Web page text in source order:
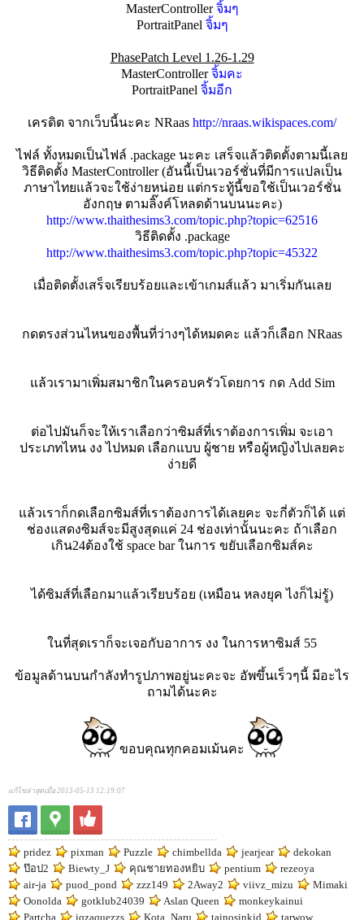
MasterControllerจิ้มๆ
PortraitPanel จิ้มๆ
PhasePatch Level 1.26-1.29
MasterControllerจิ้มคะ
PortraitPanel จิ้มอีก
เครดิต จากเว็บนี้นะคะ NRaas http://nraas.wikispaces.com/
ไฟล์ ทั้งหมดเป็นไฟล์ .package นะคะ เสร็จแล้วติดตั้งตามนี้เลย
วิธีติดตั้ง MasterController (อันนี้เป็นเวอร์ชั่นที่มีการแปลเป็น
ภาษาไทยแล้วจะใช้ง่ายหน่อย แต่กระทู้นี้ขอใช้เป็นเวอร์ชั่น
อังกฤษ ตามลิ๊งค์โหลดด้านบนนะคะ)
http://www.thaithesims3.com/topic.php?topic=62516
วิธีติดตั้ง .package
http://www.thaithesims3.com/topic.php?topic=45322
เมื่อติดตั้งเสร็จเรียบร้อยและเข้าเกมส์แล้ว มาเริ่มกันเลย
กดตรงส่วนไหนของพื้นที่ว่างๆได้หมดคะ แล้วก็เลือก NRaas
แล้วเรามาเพิ่มสมาชิกในครอบครัวโดยการ กด Add Sim
ต่อไปมันก็จะให้เราเลือกว่าซิมส์ที่เราต้องการเพิ่ม จะเอา
ประเภทไหน งง ไปหมด เลือกแบบ ผู้ชาย หรือผู้หญิงไปเลยคะ
ง่ายดี
แล้วเราก็กดเลือกซิมส์ที่เราต้องการได้เลยคะ จะกี่ตัวก็ได้ แต่
ช่องแสดงซิมส์จะมีสูงสุดแค่ 24 ช่องเท่านั้นนะคะ ถ้าเลือก
เกิน24ต้องใช้ space bar ในการ ขยับเลือกซิมส์คะ
ได้ซิมส์ที่เลือกมาแล้วเรียบร้อย (เหมือน หลงยุค ไงก็ไม่รู้)
ในที่สุดเราก็จะเจอกับอาการ งง ในการหาซิมส์ 55
ข้อมูลด้านบนกำลังทำรูปภาพอยู่นะคะจะ อัพขึ้นเร็วๆนี้ มีอะไร
ถามได้นะคะ
ขอบคุณทุกคอมเม้นคะ
แก้ไขล่าสุดเมื่อ 2013-05-13 12:19:07
pridez pixman Puzzle chimbellda jearjear
dekokan
ป๊อป2
Biewty_J คุณชายทองหยิบ pentium
rezeoya
air-ja
puod_pond zzz149 2Away2 viivz_mizu
Mimaki
Oonolda
gotklub24039 Aslan Queen
monkeykainui
Partcha
iqzaquezzs Kota_Naru tainosinkid tarwow